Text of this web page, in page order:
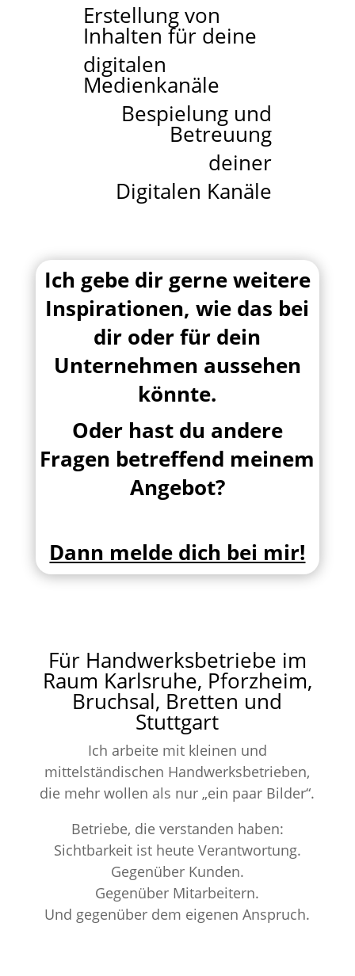
Erstellung von
Inhalten für deine
digitalen
Medienkanäle
Bespielung und
Betreuung
deiner
Digitalen Kanäle
Ich gebe dir gerne weitere
Inspirationen, wie das bei
dir oder für dein
Unternehmen aussehen
könnte.
Oder hast du andere
Fragen betreffend meinem
Angebot?
Dann melde dich bei mir!
Für Handwerksbetriebe im
Raum Karlsruhe, Pforzheim,
Bruchsal, Bretten und
Stuttgart
Ich arbeite mit kleinen und
mittelständischen Handwerksbetrieben,
die mehr wollen als nur „ein paar Bilder“.
Betriebe, die verstanden haben:
Sichtbarkeit ist heute Verantwortung.
Gegenüber Kunden.
Gegenüber Mitarbeitern.
Und gegenüber dem eigenen Anspruch.